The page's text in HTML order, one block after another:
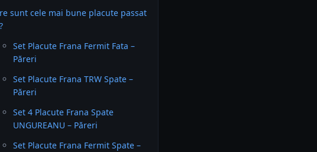
sunt cele mai bune placute passat
Set Placute Frana Fermit Fata –
Păreri
Set Placute Frana TRW Spate –
Păreri
Set 4 Placute Frana Spate
UNGUREANU – Păreri
Set Placute Frana Fermit Spate –